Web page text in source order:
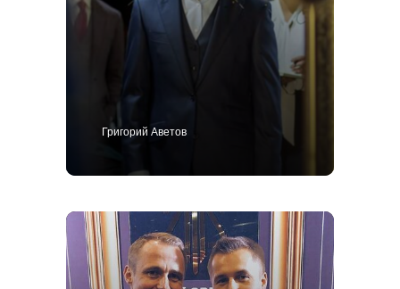
Григорий Аветов
+7 495 414-25-57
Позвоните мне